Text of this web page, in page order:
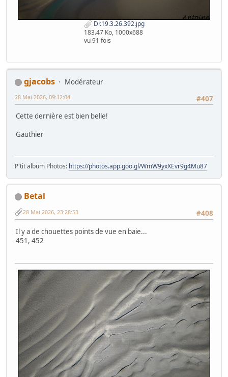
Dr.19.3.26.392.jpg
183.47 Ko, 1000x688
vu 91 fois
gjacobs
Modérateur
#407
28 Mai 2026, 09:12:04
Cette dernière est bien belle!
Gauthier
P'tit album Photos: https://photos.app.goo.gl/WmW9yxXEvr9g4Mu87
Betal
#408
28 Mai 2026, 23:28:53
Il y a de chouettes points de vue en baie...
451, 452